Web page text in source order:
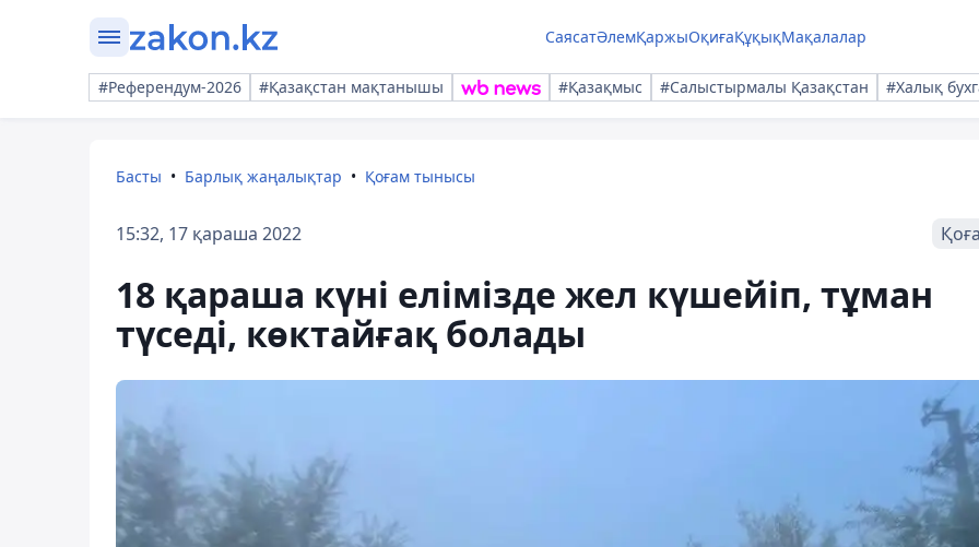
СаясатӘлемҚаржыОқиғаҚұқықМақалалар
#Референдум-2026 #Қазақстан мақтанышы #Қазақмыс #Салыстырмалы Қазақстан #Халық
Басты Барлық жаңалықтар Қоғам тынысы
15:32, 17 қараша 2022
18 қараша күні елімізде жел күшейіп, тұман
түседі, көктайғақ болады